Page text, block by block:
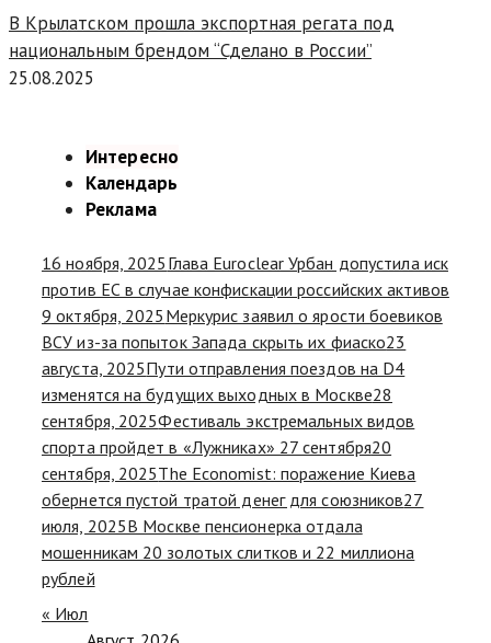
В Крылатском прошла экспортная регата под
национальным брендом “Сделано в России”
25.08.2025
Интересно
Календарь
Реклама
16 ноября, 2025 Глава Euroclear Урбан допустила иск
против ЕС в случае конфискации российских активов
9 октября, 2025 Меркурис заявил о ярости боевиков
ВСУ из-за попыток Запада скрыть их фиаско23
августа, 2025Пути отправления поездов на D4
изменятся на будущих выходных в Москве28
сентября, 2025Фестиваль экстремальных видов
спорта пройдет в «Лужниках» 27 сентября20
сентября, 2025The Economist: поражение Киева
обернется пустой тратой денег для союзников27
июля, 2025В Москве пенсионерка отдала
мошенникам 20 золотых слитков и 22 миллиона
рублей
« Июл